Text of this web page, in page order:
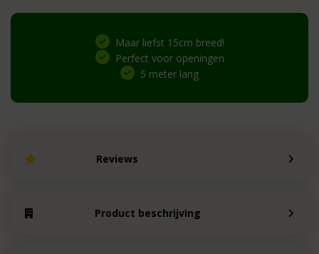
Maar liefst 15cm breed!
Perfect voor openingen
5 meter lang
Reviews
Product beschrijving